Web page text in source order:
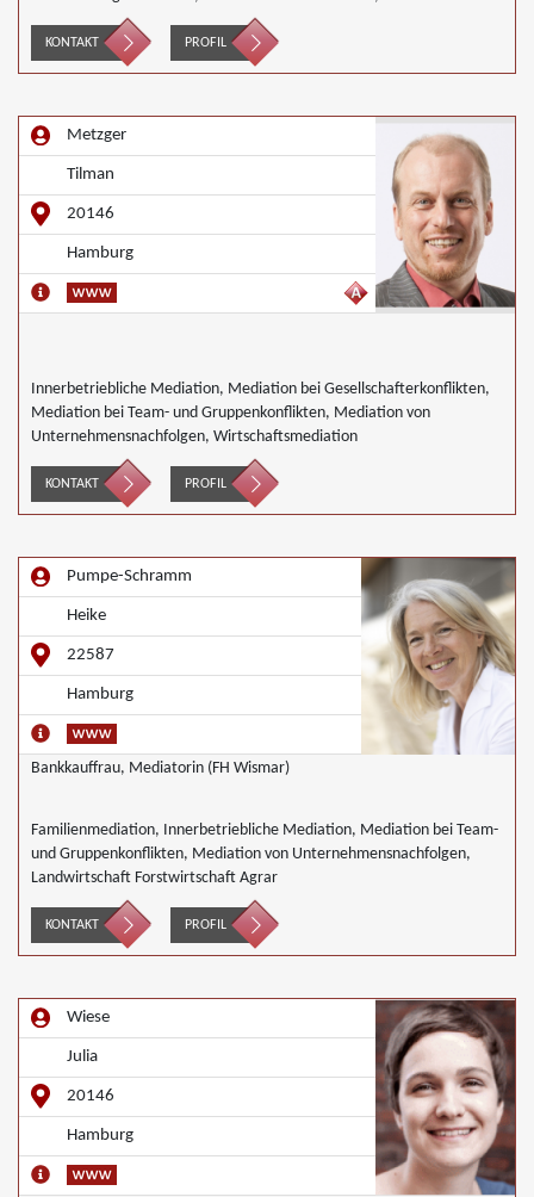
Wirtschaftsmediation
KONTAKT PROFIL
Metzger
Tilman
20146
Hamburg
Innerbetriebliche Mediation, Mediation bei Gesellschafterkonflikten,
Mediation bei Team- und Gruppenkonflikten, Mediation von
Unternehmensnachfolgen, Wirtschaftsmediation
KONTAKT PROFIL
Pumpe-Schramm
Heike
22587
Hamburg
Bankkauffrau, Mediatorin (FH Wismar)
Familienmediation, Innerbetriebliche Mediation, Mediation bei Team-
und Gruppenkonflikten, Mediation von Unternehmensnachfolgen,
Landwirtschaft Forstwirtschaft Agrar
KONTAKT PROFIL
Wiese
Julia
20146
Hamburg